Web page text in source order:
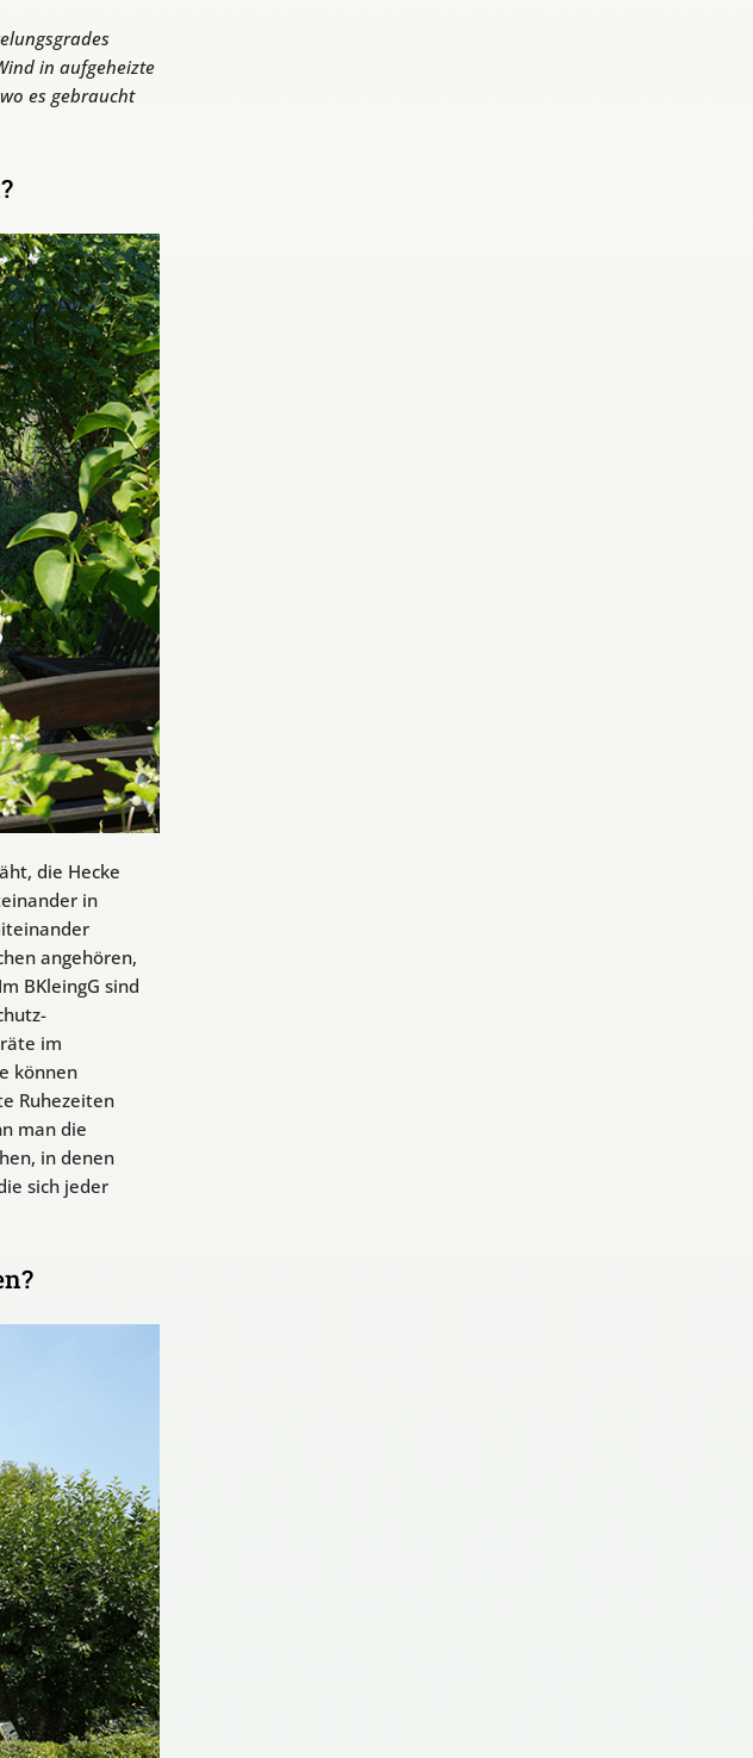
in aufgeheizte
es gebraucht
die Hecke
in
angehören,
BKleingG sind
im
können
Ruhezeiten
man die
in denen
sich jeder